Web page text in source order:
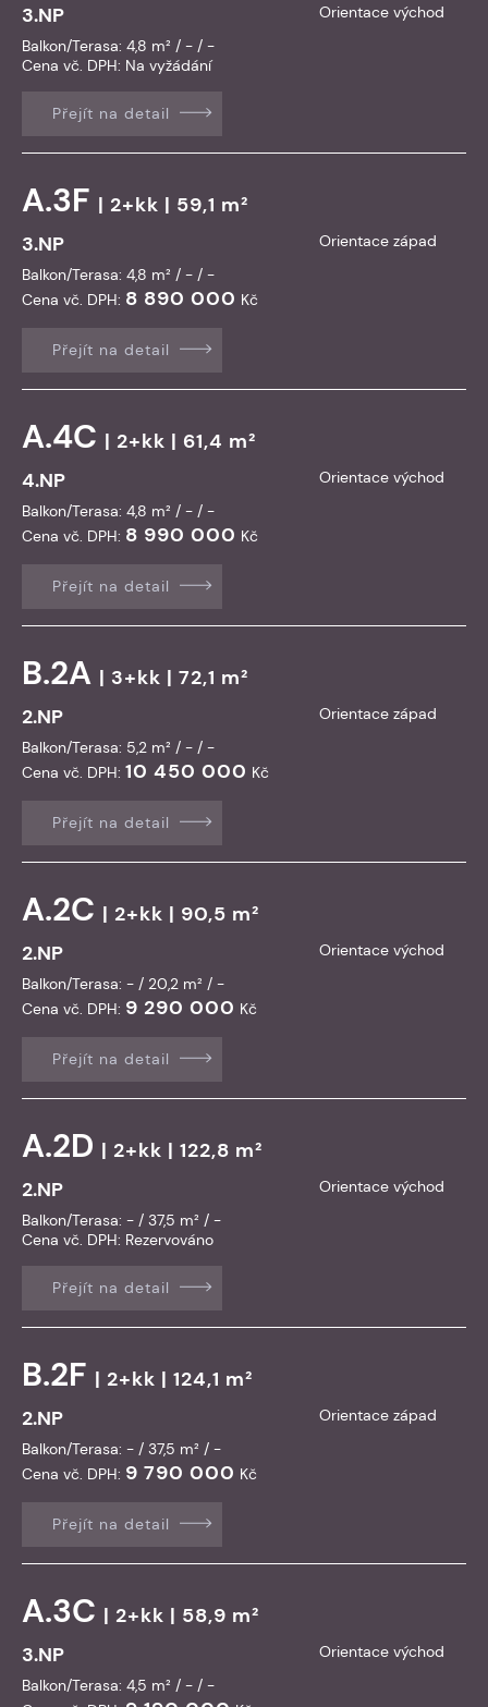
3.NP
Orientace východ
Balkon/Terasa: 4,8 m² / - / -
Cena vč. DPH: Na vyžádání
Přejít na detail
A.3F | 2+kk | 59,1 m²
3.NP
Orientace západ
Balkon/Terasa: 4,8 m² / - / -
Cena vč. DPH: 8 890 000 Kč
Přejít na detail
A.4C | 2+kk | 61,4 m²
4.NP
Orientace východ
Balkon/Terasa: 4,8 m² / - / -
Cena vč. DPH: 8 990 000 Kč
Přejít na detail
B.2A | 3+kk | 72,1 m²
2.NP
Orientace západ
Balkon/Terasa: 5,2 m² / - / -
Cena vč. DPH: 10 450 000 Kč
Přejít na detail
A.2C | 2+kk | 90,5 m²
2.NP
Orientace východ
Balkon/Terasa: - / 20,2 m² / -
Cena vč. DPH: 9 290 000 Kč
Přejít na detail
A.2D | 2+kk | 122,8 m²
2.NP
Orientace východ
Balkon/Terasa: - / 37,5 m² / -
Cena vč. DPH: Rezervováno
Přejít na detail
B.2F | 2+kk | 124,1 m²
2.NP
Orientace západ
Balkon/Terasa: - / 37,5 m² / -
Cena vč. DPH: 9 790 000 Kč
Přejít na detail
A.3C | 2+kk | 58,9 m²
3.NP
Orientace východ
Balkon/Terasa: 4,5 m² / - / -